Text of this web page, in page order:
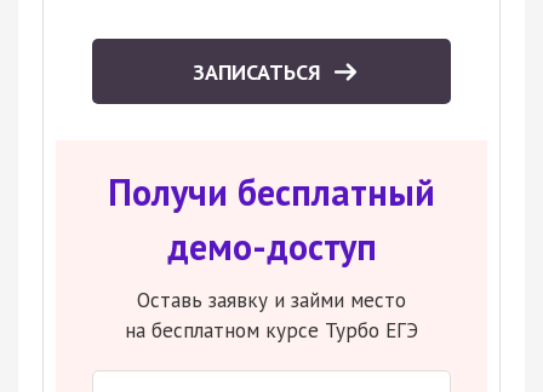
ЗАПИСАТЬСЯ
Получи бесплатный
демо-доступ
Оставь заявку и займи место
на бесплатном курсе Турбо ЕГЭ